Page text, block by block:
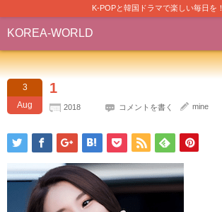
K-POPと韓国ドラマで楽しい毎日を！
KOREA-WORLD
3
Aug
1
2018 コメントを書く mine